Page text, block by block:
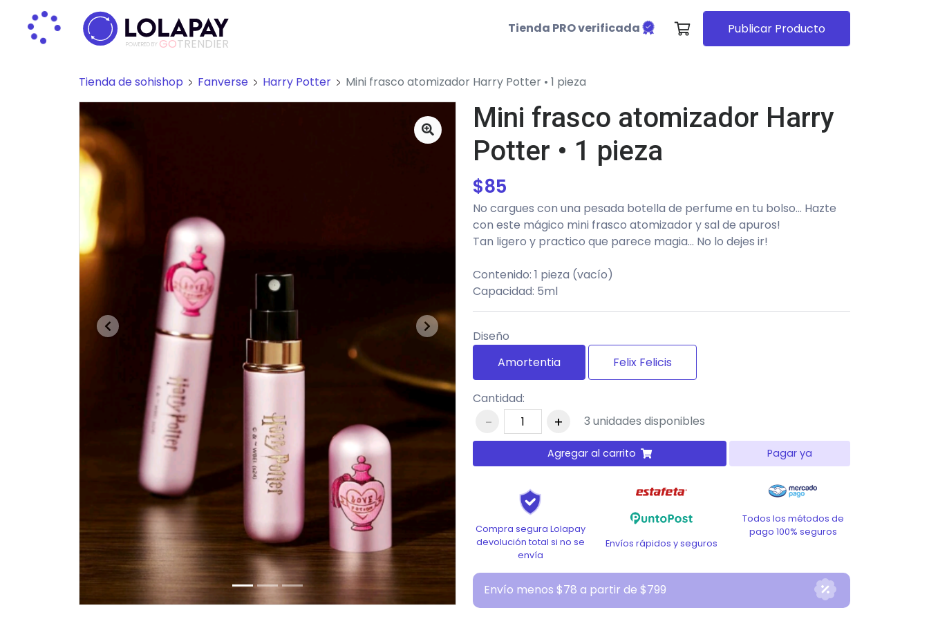
POWERED BY GOTRENDIER
Tienda PRO verificada Publicar Producto
Tienda de sohishop Fanverse Harry Potter Mini frasco atomizador Harry Potter • 1 pieza
Previous Next
Mini frasco atomizador Harry
Potter • 1 pieza
$85
No cargues con una pesada botella de perfume en tu bolso... Hazte
con este mágico mini frasco atomizador y sal de apuros!
Tan ligero y practico que parece magia... No lo dejes ir!
Contenido: 1 pieza (vacío)
Capacidad: 5ml
Diseño
Amortentia
Felix Felicis
Cantidad:
- + 3 unidades disponibles
Agregar al carrito Pagar ya
Compra segura Lolapay
devolución total si no se
envía
Envíos rápidos y seguros
Todos los métodos de
pago 100% seguros
Envío menos $78 a partir de $799